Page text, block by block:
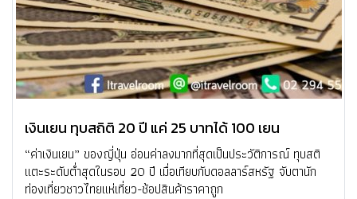
เงินเยน ทุบสถิติ 20 ปี แค่ 25 บาทได้ 100 เยน
“ค่าเงินเยน” ของญี่ปุ่น อ่อนค่าลงมากที่สุดเป็นประวัติการณ์ ทุบสติ
แตะระดับต่ำสุดในรอบ 20 ปี เมื่อเทียบกับดอลลาร์สหรัฐ จับตานัก
ท่องเที่ยวชาวไทยแห่เที่ยว-ช้อปสินค้าราคาถูก